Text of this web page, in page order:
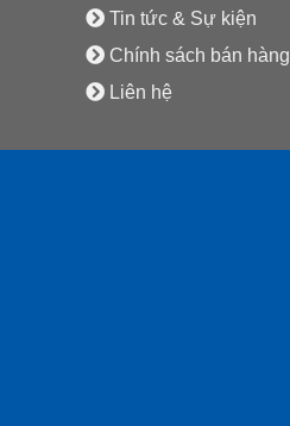
Tin tức & Sự kiện
Chính sách bán hàng
Liên hệ